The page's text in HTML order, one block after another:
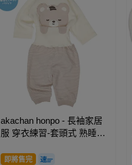
akachan honpo - 長袖家居
服 穿衣練習-套頭式 熟睡小
即將售完